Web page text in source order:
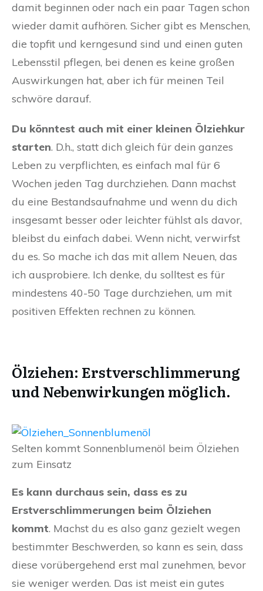
damit beginnen oder nach ein paar Tagen schon
wieder damit aufhören. Sicher gibt es Menschen,
die topfit und kerngesund sind und einen guten
Lebensstil pflegen, bei denen es keine großen
Auswirkungen hat, aber ich für meinen Teil
schwöre darauf.
Du könntest auch mit einer kleinen Ölziehkur
starten. D.h., statt dich gleich für dein ganzes
Leben zu verpflichten, es einfach mal für 6
Wochen jeden Tag durchziehen. Dann machst
du eine Bestandsaufnahme und wenn du dich
insgesamt besser oder leichter fühlst als davor,
bleibst du einfach dabei. Wenn nicht, verwirfst
du es. So mache ich das mit allem Neuen, das
ich ausprobiere. Ich denke, du solltest es für
mindestens 40-50 Tage durchziehen, um mit
positiven Effekten rechnen zu können.
Ölziehen: Erstverschlimmerung
und Nebenwirkungen möglich.
Selten kommt Sonnenblumenöl beim Ölziehen
zum Einsatz
Es kann durchaus sein, dass es zu
Erstverschlimmerungen beim Ölziehen
kommt. Machst du es also ganz gezielt wegen
bestimmter Beschwerden, so kann es sein, dass
diese vorübergehend erst mal zunehmen, bevor
sie weniger werden. Das ist meist ein gutes